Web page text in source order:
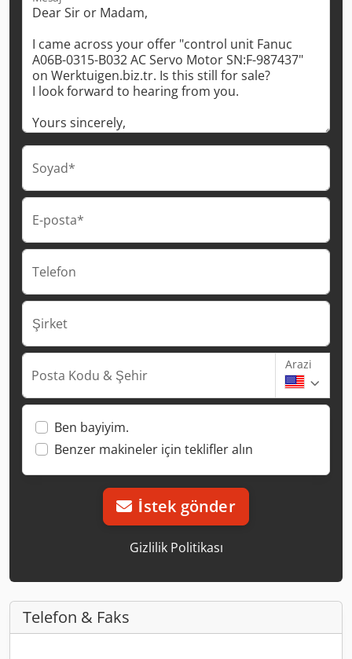
Soyad*
E-posta*
Telefon
Şirket
Posta Kodu & Şehir
Arazi
Ben bayiyim.
Benzer makineler için teklifler alın
İstek gönder
Gizlilik Politikası
Telefon & Faks